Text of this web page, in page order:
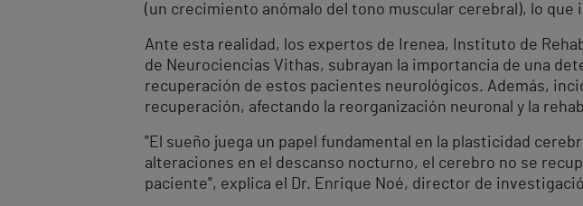
(un crecimiento anómalo del tono muscular cerebral), lo
Ante esta realidad, los expertos de Irenea, Instituto de
de Neurociencias Vithas, subrayan la importancia de una
recuperación de estos pacientes neurológicos. Además,
recuperación, afectando la reorganización neuronal y la
"El sueño juega un papel fundamental en la plasticidad
alteraciones en el descanso nocturno, el cerebro no se
paciente", explica el Dr. Enrique Noé, director de